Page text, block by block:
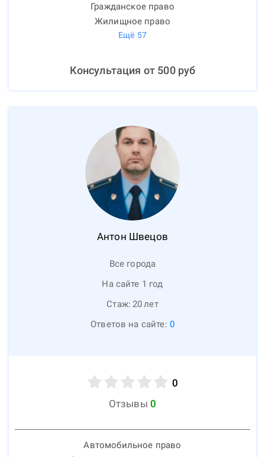
Гражданское право
Жилищное право
Ещё 57
Консультация от 500руб
Антон Швецов
Все города
На сайте 1 год
Стаж: 20лет
Ответов на сайте: 0
0
Отзывы 0
Автомобильное право